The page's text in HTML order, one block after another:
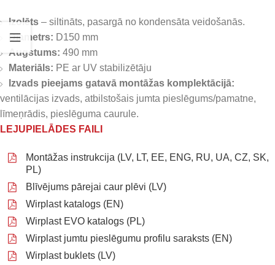
Izolēts – siltināts, pasargā no kondensāta veidošanās.
Diametrs: D150 mm
Augstums: 490 mm
Materiāls: PE ar UV stabilizētāju
Izvads pieejams gatavā montāžas komplektācijā:
ventilācijas izvads, atbilstošais jumta pieslēgums/pamatne,
līmeņrādis, pieslēguma caurule.
LEJUPIELĀDES FAILI
Montāžas instrukcija (LV, LT, EE, ENG, RU, UA, CZ, SK,
PL)
Blīvējums pārejai caur plēvi (LV)
Wirplast katalogs (EN)
Wirplast EVO katalogs (PL)
Wirplast jumtu pieslēgumu profilu saraksts (EN)
Wirplast buklets (LV)